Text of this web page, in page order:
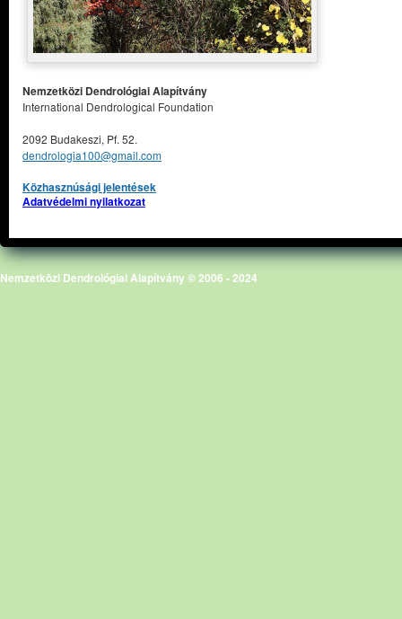
Nemzetközi Dendrológiai Alapítvány
International Dendrological Foundation
2092 Budakeszi, Pf. 52.
dendrologia100@gmail.com
Közhasznúsági jelentések
Adatvédelmi nyilatkozat
Nemzetközi Dendrológiai Alapítvány © 2006 - 2024